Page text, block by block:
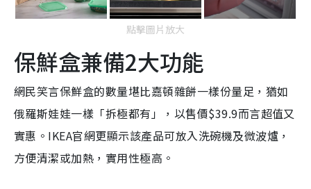
點擊圖片放大
保鮮盒兼備2大功能
網民笑言保鮮盒的數量堪比嘉頓雜餅一樣份量足，猶如
俄羅斯娃娃一樣「拆極都有」，以售價$39.9而言超值又
實惠。IKEA官網更顯示該產品可放入洗碗機及微波爐，
方便清潔或加熱，實用性極高。